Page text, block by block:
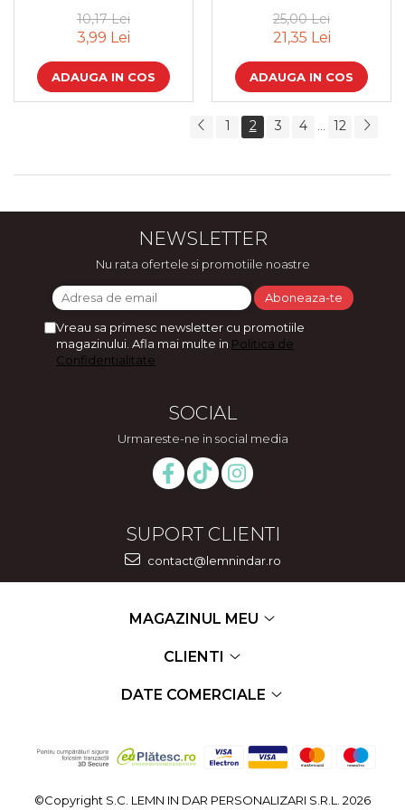
10,17 Lei
3,99 Lei
ADAUGA IN COS
25,00 Lei
21,35 Lei
ADAUGA IN COS
1 2 3 4 12
NEWSLETTER
Nu rata ofertele si promotiile noastre
Vreau sa primesc newsletter cu promotiile
magazinului. Afla mai multe in Politica de
Confidentialitate
SOCIAL
Urmareste-ne in social media
SUPORT CLIENTI
contact@lemnindar.ro
MAGAZINUL MEU
CLIENTI
DATE COMERCIALE
©Copyright S.C. LEMN IN DAR PERSONALIZARI S.R.L. 2026